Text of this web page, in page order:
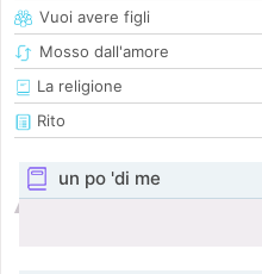
Vuoi avere figli
Mosso dall'amore
La religione
Rito
un po 'di me